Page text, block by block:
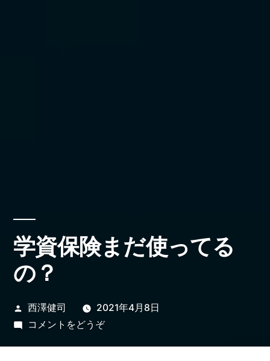
学資保険まだ使ってる
の？
投
稿
西澤健司
2021年4月8日
コメントをどうぞ(学